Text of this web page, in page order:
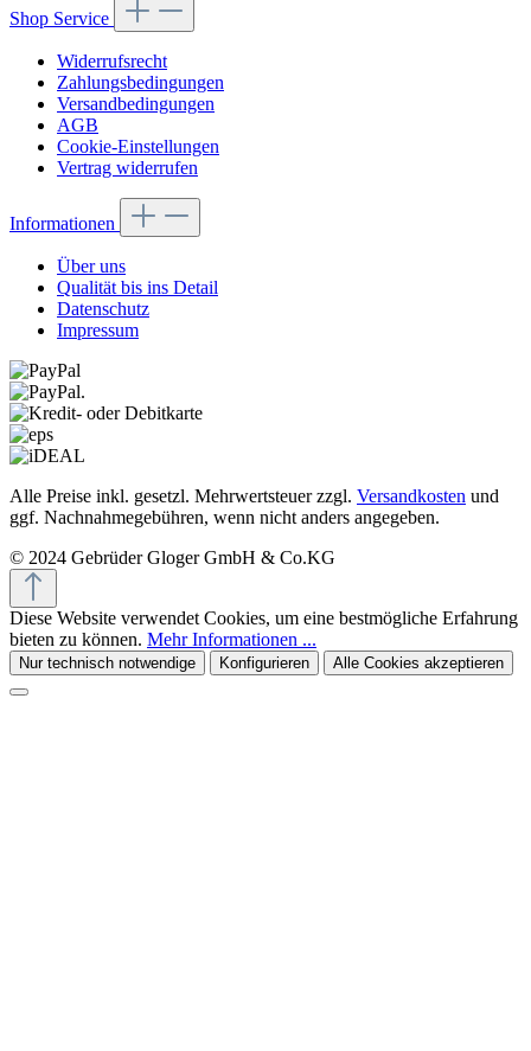
Shop Service
Widerrufsrecht
Zahlungsbedingungen
Versandbedingungen
AGB
Cookie-Einstellungen
Vertrag widerrufen
Informationen
Über uns
Qualität bis ins Detail
Datenschutz
Impressum
Alle Preise inkl. gesetzl. Mehrwertsteuer zzgl. Versandkosten und
ggf. Nachnahmegebühren, wenn nicht anders angegeben.
© 2024 Gebrüder Gloger GmbH & Co.KG
Diese Website verwendet Cookies, um eine bestmögliche Erfahrung
bieten zu können. Mehr Informationen ...
Nur technisch notwendige Konfigurieren Alle Cookies akzeptieren